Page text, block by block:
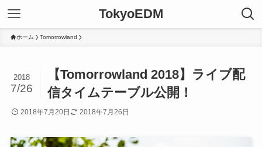
TokyoEDM
ホーム Tomorrowland
【Tomorrowland 2018】ライブ配
信タイムテーブル公開！
2018
7/26
2018年7月20日 2018年7月26日